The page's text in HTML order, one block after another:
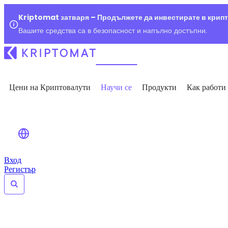
Kriptomat затваря – Продължете да инвестирате в
Вашите средства са в безопасност и напълно достъпни.
Цени на Криптовалути Научи се Продукти Как работи
Вход
Регистър